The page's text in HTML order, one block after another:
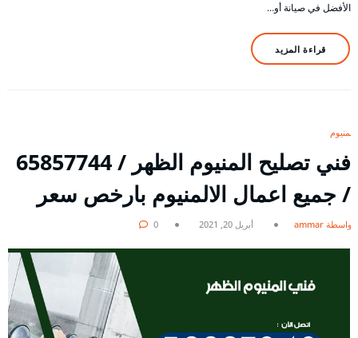
الأفضل في صيانة أو…
قراءة المزيد
المنيوم
فني تصليح المنيوم الظهر / 65857744
/ جميع اعمال الالمنيوم بارخص سعر
بواسطة ammar أبريل 20, 2021 0